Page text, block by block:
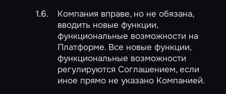
Компания вправе, но не обязана,
вводить новые функции,
функциональные возможности на
Платформе. Все новые функции,
функциональные возможности
регулируются Соглашением, если
иное прямо не указано Компанией.